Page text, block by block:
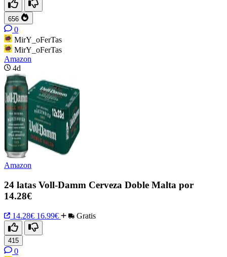
656
0
MirY_oFerTas
MirY_oFerTas
Amazon
4d
Amazon
24 latas Voll-Damm Cerveza Doble Malta por
14.28€
14.28€ 16.99€ Gratis
415
0